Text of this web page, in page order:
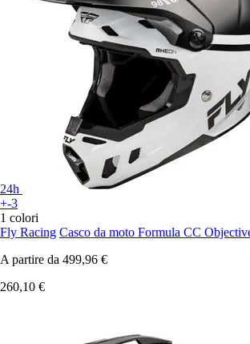
24h
+-3
1 colori
Fly Racing Casco da moto Formula CC
A partire da 499,96 €
260,10 €